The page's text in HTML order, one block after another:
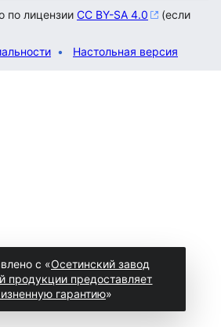
по лицензии CC BY-SA 4.0
(если
Настольная версия
с «Осетинский завод
продукции предоставляет
гарантию»